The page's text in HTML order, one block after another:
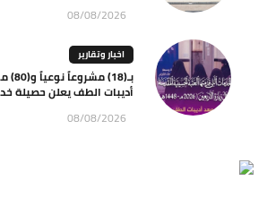
08/08/2026
اخبار وتقارير
أديبات الطف يعلن حصيلة
08/08/2026